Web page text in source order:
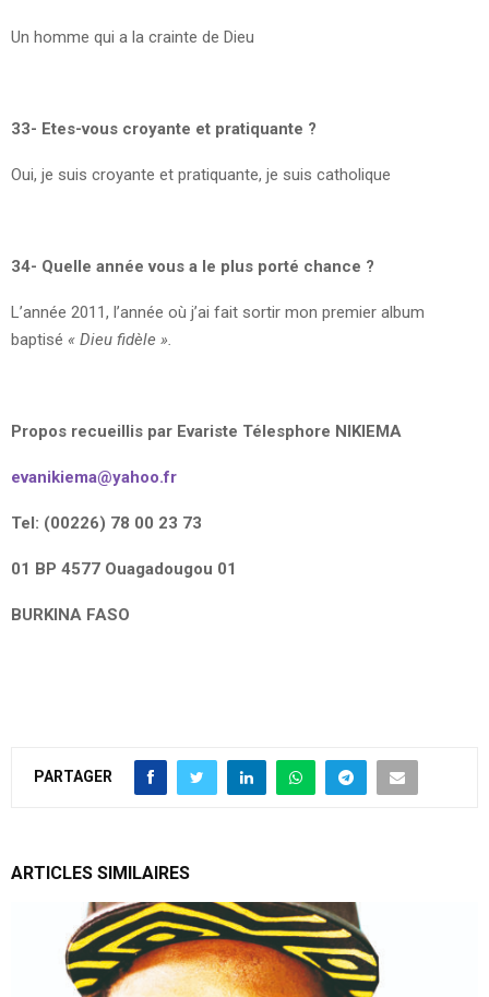
Un homme qui a la crainte de Dieu
33- Etes-vous croyante et pratiquante ?
Oui, je suis croyante et pratiquante, je suis catholique
34- Quelle année vous a le plus porté chance ?
L’année 2011, l’année où j’ai fait sortir mon premier album
baptisé « Dieu fidèle ».
Propos recueillis par Evariste Télesphore NIKIEMA
evanikiema@yahoo.fr
Tel: (00226) 78 00 23 73
01 BP 4577 Ouagadougou 01
BURKINA FASO
PARTAGER
ARTICLES SIMILAIRES